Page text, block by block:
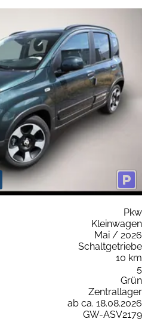
Pkw
Kleinwagen
Mai / 2026
Schaltgetriebe
10 km
5
Grün
Zentrallager
ab ca. 18.08.2026
GW-ASV2179